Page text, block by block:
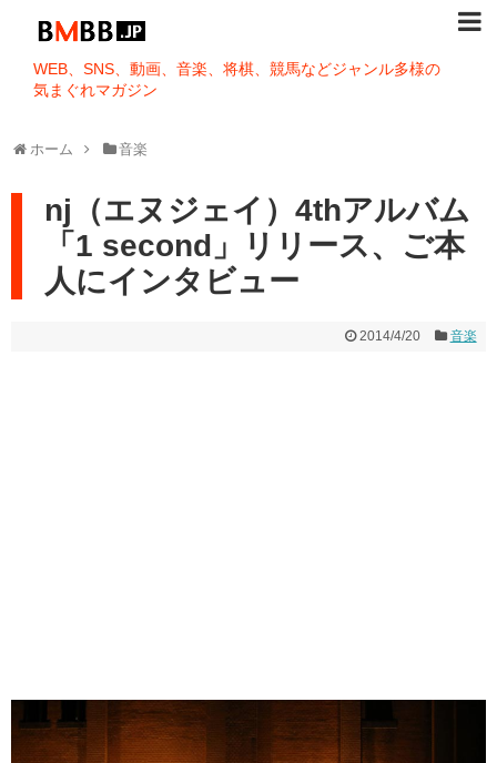
WEB、SNS、動画、音楽、将棋、競馬などジャンル多様の
気まぐれマガジン
ホーム 音楽
nj（エヌジェイ）4thアルバム
「1 second」リリース、ご本
人にインタビュー
2014/4/20 音楽